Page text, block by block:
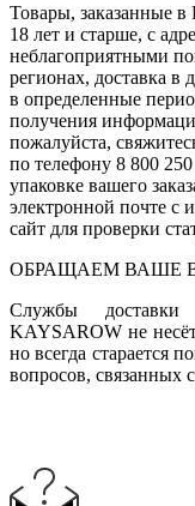
Товары, заказанные в
18 лет и старше, с
неблагоприятными
регионах, доставка
в определенные
получения
пожалуйста,
по телефону 8 800
упаковке вашего
электронной почте с
сайт для проверки
ОБРАЩАЕМ ВАШЕ
Службы доставки
KAYSAROW не несёт
но всегда старается
вопросов, связанных